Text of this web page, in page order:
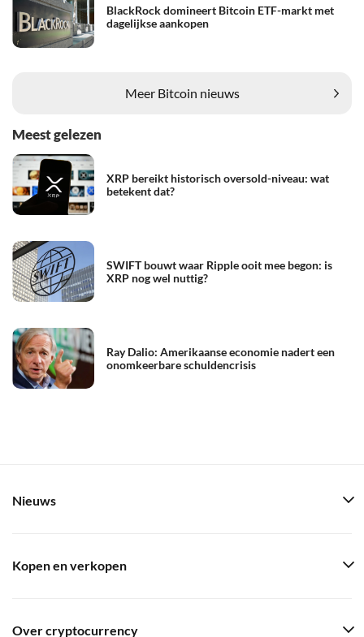
BlackRock domineert Bitcoin ETF-markt met
dagelijkse aankopen
Meer Bitcoin nieuws
Meest gelezen
XRP bereikt historisch oversold-niveau: wat
betekent dat?
SWIFT bouwt waar Ripple ooit mee begon: is
XRP nog wel nuttig?
Ray Dalio: Amerikaanse economie nadert een
onomkeerbare schuldencrisis
Nieuws
Kopen en verkopen
Over cryptocurrency